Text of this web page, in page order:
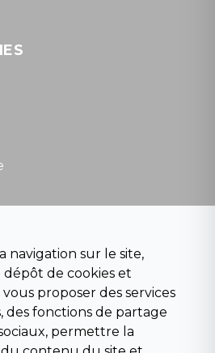
à 13h / 14h à 19h
en Juillet et Août
navigation sur le site,
de cookies et
proposer des services
des fonctions de partage
permettre la